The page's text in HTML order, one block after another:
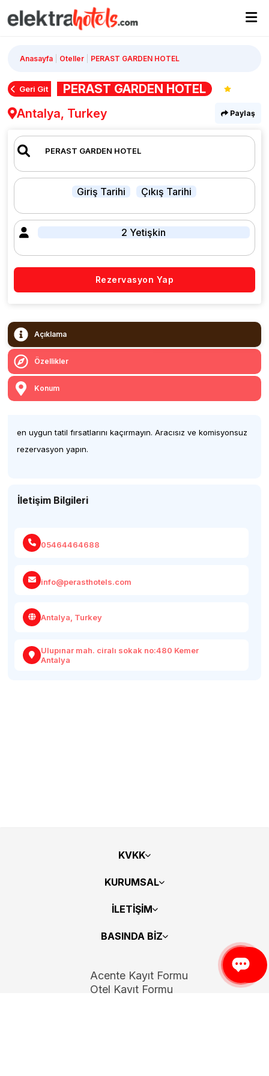
Anasayfa Oteller PERAST GARDEN HOTEL
Geri Git
PERAST GARDEN HOTEL
Antalya, Turkey
Paylaş
Giriş Tarihi Çıkış Tarihi
2 Yetişkin
Rezervasyon Yap
Açıklama
Özellikler
Konum
en uygun tatil fırsatlarını kaçırmayın. Aracısız ve komisyonsuz
rezervasyon yapın.
İletişim Bilgileri
05464464688
info@perasthotels.com
Antalya, Turkey
Ulupınar mah. ciralı sokak no:480 Kemer
Antalya
KVKK
KURUMSAL
İLETİŞİM
BASINDA BİZ
Acente Kayıt Formu
Otel Kayıt Formu